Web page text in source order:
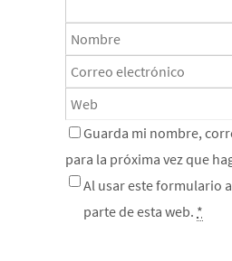
Guarda mi nombre,
para la próxima vez que
Al usar este formulario
parte de esta web. *